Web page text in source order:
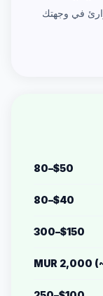
في وجهتك
$50–80
$40–80
$150–300
MUR 2,000